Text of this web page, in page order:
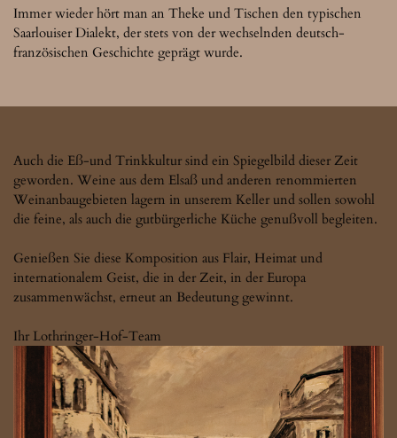
Immer wieder hört man an Theke und Tischen den typischen
Saarlouiser Dialekt, der stets von der wechselnden deutsch-
französischen Geschichte geprägt wurde.
Auch die Eß-und Trinkkultur sind ein Spiegelbild dieser Zeit
geworden. Weine aus dem Elsaß und anderen renommierten
Weinanbaugebieten lagern in unserem Keller und sollen sowohl
die feine, als auch die gutbürgerliche Küche genußvoll begleiten.
Genießen Sie diese Komposition aus Flair, Heimat und
internationalem Geist, die in der Zeit, in der Europa
zusammenwächst, erneut an Bedeutung gewinnt.
Ihr Lothringer-Hof-Team